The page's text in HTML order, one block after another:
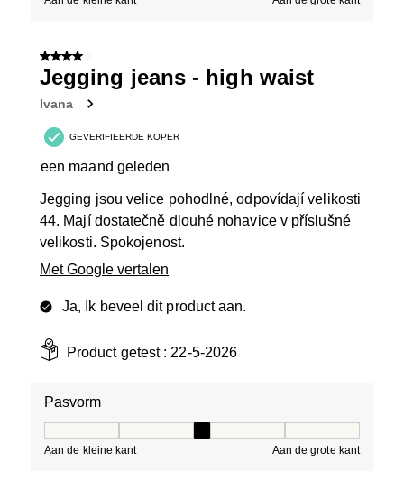
4 van 5 sterren.
Jegging jeans - high waist
Ivana
GEVERIFIEERDE KOPER
een maand geleden
Jegging jsou velice pohodlné, odpovídají velikosti
44. Mají dostatečně dlouhé nohavice v příslušné
velikosti. Spokojenost.
Met Google vertalen
Ja, Ik beveel dit product aan.
Product getest :22-5-2026
Pasvorm
Aan de kleine kant Aan de grote kant